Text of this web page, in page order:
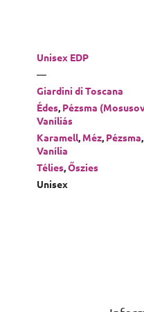
Unisex EDP
—
Giardini di Toscana
Édes Pézsma
Vaníliás
Karamell Méz Pézsma
Vanília
Télies Őszies
Unisex